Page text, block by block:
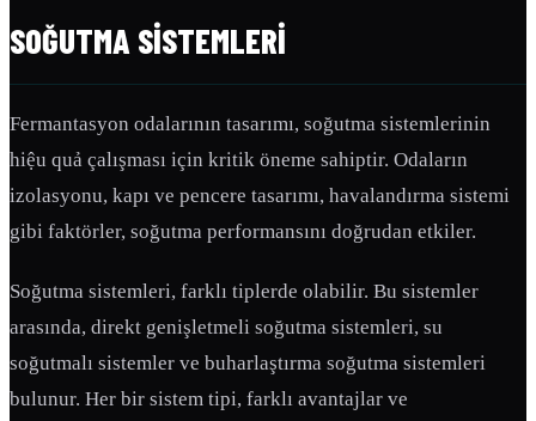
SOĞUTMA SISTEMLERI
Fermantasyon odalarının tasarımı, soğutma sistemlerinin
hiệu quả çalışması için kritik öneme sahiptir. Odaların
izolasyonu, kapı ve pencere tasarımı, havalandırma sistemi
gibi faktörler, soğutma performansını doğrudan etkiler.
Soğutma sistemleri, farklı tiplerde olabilir. Bu sistemler
arasında, direkt genişletmeli soğutma sistemleri, su
soğutmalı sistemler ve buharlaştırma soğutma sistemleri
bulunur. Her bir sistem tipi, farklı avantajlar ve